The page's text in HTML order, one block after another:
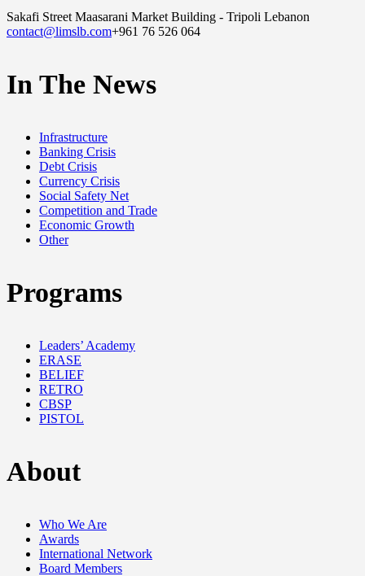
Sakafi Street Maasarani Market Building - Tripoli Lebanon
contact@limslb.com+961 76 526 064
In The News
Infrastructure
Banking Crisis
Debt Crisis
Currency Crisis
Social Safety Net
Competition and Trade
Economic Growth
Other
Programs
Leaders’ Academy
ERASE
BELIEF
RETRO
CBSP
PISTOL
About
Who We Are
Awards
International Network
Board Members